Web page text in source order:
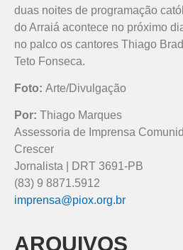
duas noites de programação
do Arraiá acontece no próximo
no palco os cantores Thiago
Teto Fonseca.
Foto: Arte/Divulgação
Por: Thiago Marques
Assessoria de Imprensa
Crescer
Jornalista | DRT 3691-PB
(83) 9 8871.5912
imprensa@piox.org.br
ARQUIVOS